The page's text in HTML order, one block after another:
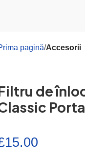
pagină Accesorii
de
15.00